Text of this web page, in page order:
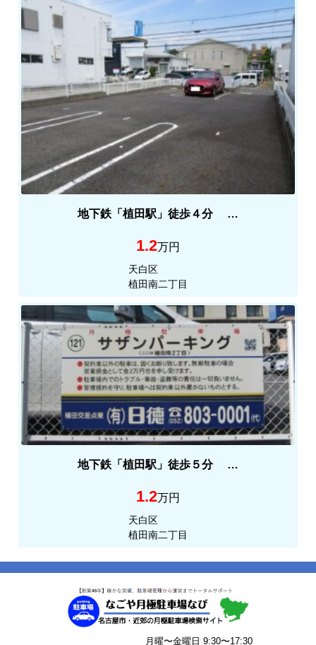
地下鉄「植田駅」徒歩４分 …
1.2万円
天白区
植田南二丁目
地下鉄「植田駅」徒歩５分 …
1.2万円
天白区
植田南二丁目
月曜〜金曜日 9:30〜17:30